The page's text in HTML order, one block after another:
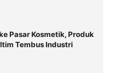
Pasar Kosmetik, Produk
Tembus Industri